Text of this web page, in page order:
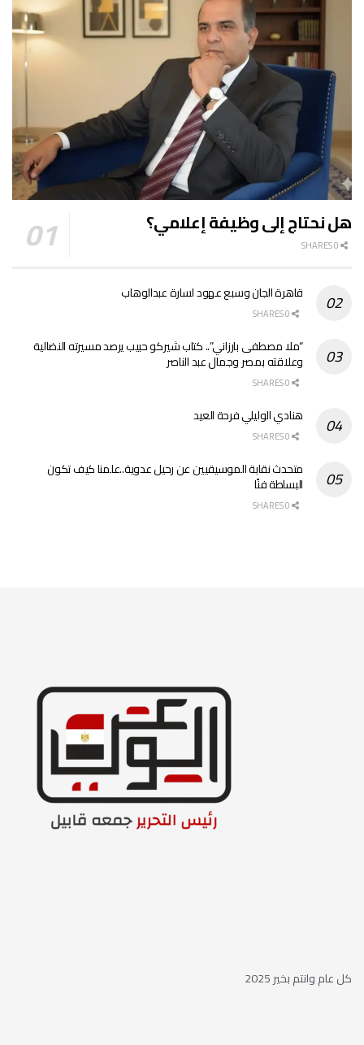
هل نحتاج إلى وظيفة إعلامي؟
قاهرة الجان وسبع عهود لسارة عبدالوهاب
“ملا مصطفى بارزاني”.. كتاب شيركو حبيب يرصد مسيرته النضالية
وعلاقته بمصر وجمال عبد الناصر
هنادي الوليلي فرحة العيد
متحدث نقابة الموسيقيين عن رحيل عدوية..علمنا كيف تكون
البساطة فنًا
كل عام وانتم بخير 2025